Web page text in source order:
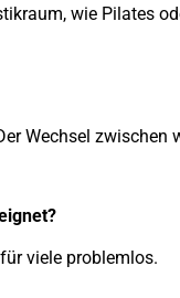
wie Pilates
Wechsel
viele problemlos.